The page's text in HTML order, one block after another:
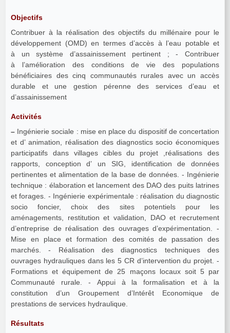
Objectifs
Contribuer à la réalisation des objectifs du millénaire pour le
développement (OMD) en termes d’accès à l’eau potable et
à un système d’assainissement pertinent ; - Contribuer
à l’amélioration des conditions de vie des populations
bénéficiaires des cinq communautés rurales avec un accès
durable et une gestion pérenne des services d’eau et
d’assainissement
Activités
– Ingénierie sociale : mise en place du dispositif de concertation
et d’ animation, réalisation des diagnostics socio économiques
participatifs dans villages cibles du projet ,réalisations des
rapports, conception d’ un SIG, identification de données
pertinentes et alimentation de la base de données. - Ingénierie
technique : élaboration et lancement des DAO des puits latrines
et forages. - Ingénierie expérimentale : réalisation du diagnostic
socio foncier, choix des sites potentiels pour les
aménagements, restitution et validation, DAO et recrutement
d’entreprise de réalisation des ouvrages d’expérimentation. -
Mise en place et formation des comités de passation des
marchés. - Réalisation des diagnostics techniques des
ouvrages hydrauliques dans les 5 CR d’intervention du projet. -
Formations et équipement de 25 maçons locaux soit 5 par
Communauté rurale. - Appui à la formalisation et à la
constitution d’un Groupement d’Intérêt Economique de
prestations de services hydraulique.
Résultats